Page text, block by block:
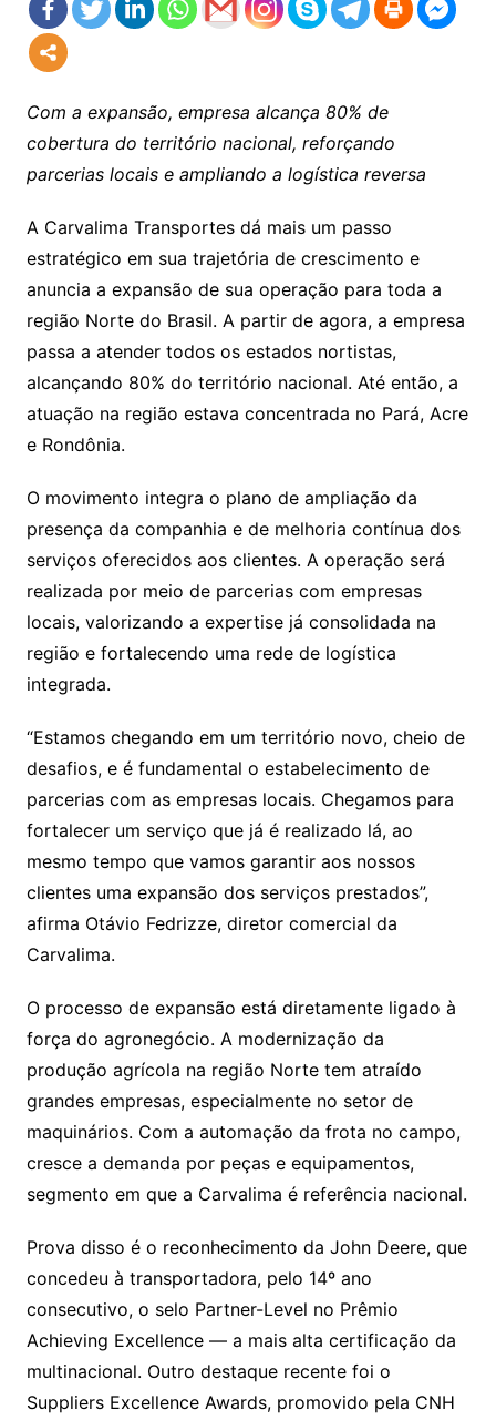
Com a expansão, empresa alcança 80% de
cobertura do território nacional, reforçando
parcerias locais e ampliando a logística reversa
A Carvalima Transportes dá mais um passo
estratégico em sua trajetória de crescimento e
anuncia a expansão de sua operação para toda a
região Norte do Brasil. A partir de agora, a empresa
passa a atender todos os estados nortistas,
alcançando 80% do território nacional. Até então, a
atuação na região estava concentrada no Pará, Acre
e Rondônia.
O movimento integra o plano de ampliação da
presença da companhia e de melhoria contínua dos
serviços oferecidos aos clientes. A operação será
realizada por meio de parcerias com empresas
locais, valorizando a expertise já consolidada na
região e fortalecendo uma rede de logística
integrada.
“Estamos chegando em um território novo, cheio de
desafios, e é fundamental o estabelecimento de
parcerias com as empresas locais. Chegamos para
fortalecer um serviço que já é realizado lá, ao
mesmo tempo que vamos garantir aos nossos
clientes uma expansão dos serviços prestados”,
afirma Otávio Fedrizze, diretor comercial da
Carvalima.
O processo de expansão está diretamente ligado à
força do agronegócio. A modernização da
produção agrícola na região Norte tem atraído
grandes empresas, especialmente no setor de
maquinários. Com a automação da frota no campo,
cresce a demanda por peças e equipamentos,
segmento em que a Carvalima é referência nacional.
Prova disso é o reconhecimento da John Deere, que
concedeu à transportadora, pelo 14º ano
consecutivo, o selo Partner-Level no Prêmio
Achieving Excellence — a mais alta certificação da
multinacional. Outro destaque recente foi o
Suppliers Excellence Awards, promovido pela CNH